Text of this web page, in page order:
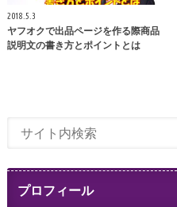
2018.5.3
ヤフオクで出品ページを作る際商品
説明文の書き方とポイントとは
プロフィール